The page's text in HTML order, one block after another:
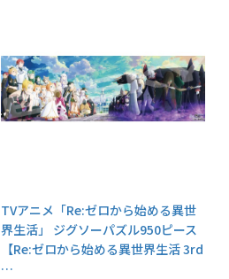
TVアニメ「Re:ゼロから始める異世
界生活」 ジグソーパズル950ピース
【Re:ゼロから始める異世界生活 3rd
…